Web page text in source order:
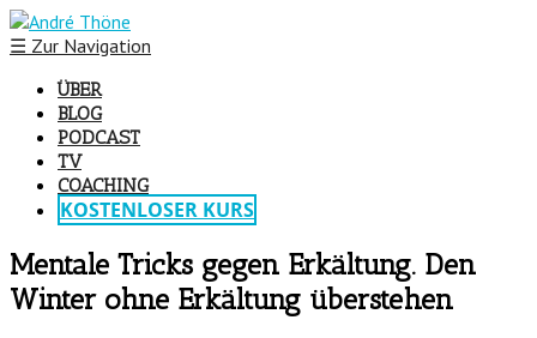
☰ Zur Navigation
ÜBER
BLOG
PODCAST
TV
COACHING
KOSTENLOSER KURS
Mentale Tricks gegen Erkältung. Den
Winter ohne Erkältung überstehen